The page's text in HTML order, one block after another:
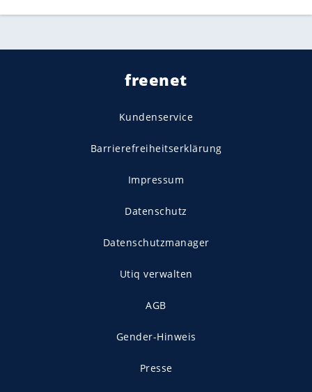
freenet
Kundenservice
Barrierefreiheitserklärung
Impressum
Datenschutz
Datenschutzmanager
Utiq verwalten
AGB
Gender-Hinweis
Presse